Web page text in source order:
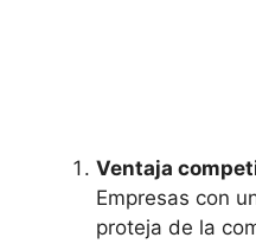
Ventaja
Empresas con
proteja​ de la